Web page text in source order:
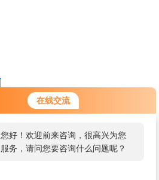
在线交流
您好！欢迎前来咨询，很高兴为您
服务，请问您要咨询什么问题呢？